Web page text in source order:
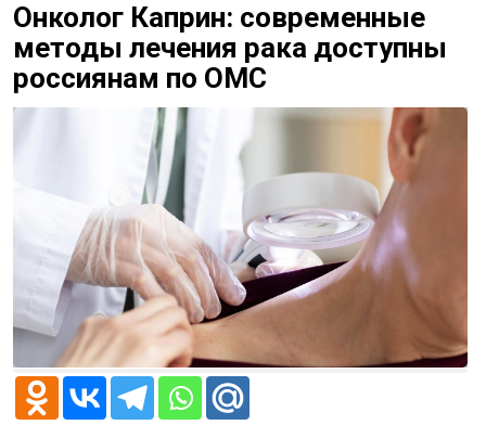
Онколог Каприн: современные
методы лечения рака доступны
россиянам по ОМС